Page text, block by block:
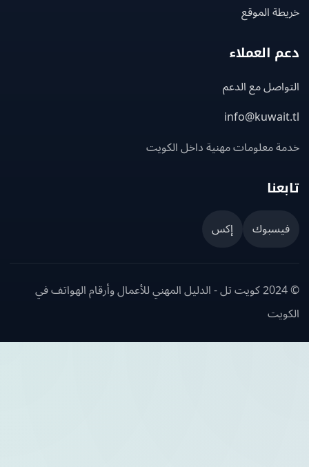
الموقع
العملاء
مع الدعم
معلومات مهنية داخل الكويت
إكس
© 2024 كويت تل - الدليل المهني للأعمال وأرقام الهواتف في